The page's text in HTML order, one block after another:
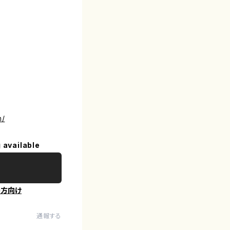
available
向け
通報する